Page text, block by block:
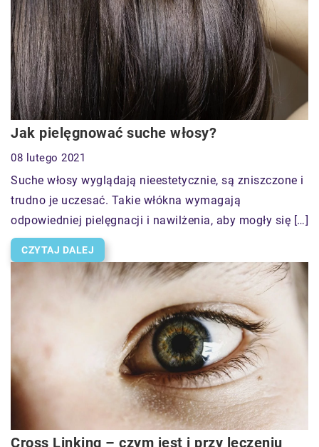
Jak pielęgnować suche włosy?
08 lutego 2021
Suche włosy wyglądają nieestetycznie, są zniszczone i
trudno je uczesać. Takie włókna wymagają
odpowiedniej pielęgnacji i nawilżenia, aby mogły się […]
CZYTAJ DALEJ
Cross Linking – czym jest i przy leczeniu